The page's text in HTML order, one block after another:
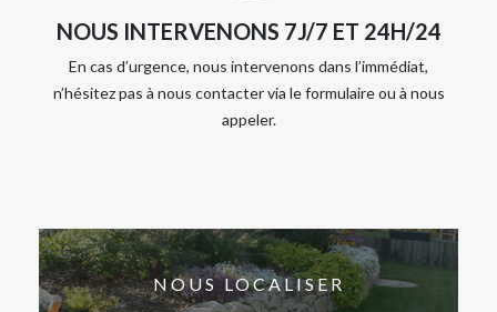
NOUS INTERVENONS 7J/7 ET 24H/24
En cas d’urgence, nous intervenons dans l’immédiat,
n’hésitez pas à nous contacter via le formulaire ou à nous
appeler.
NOUS LOCALISER